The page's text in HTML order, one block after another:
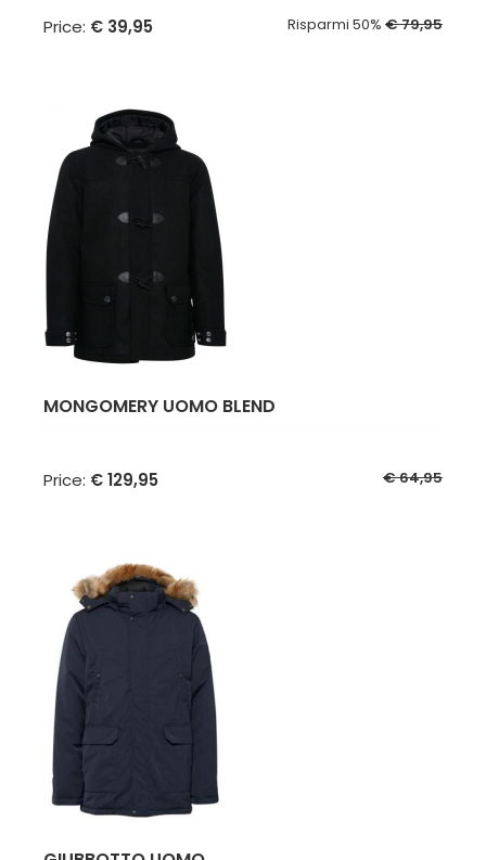
Price: € 39,95 Risparmi 50% € 79,95
MONGOMERY UOMO BLEND
Price: € 129,95 € 64,95